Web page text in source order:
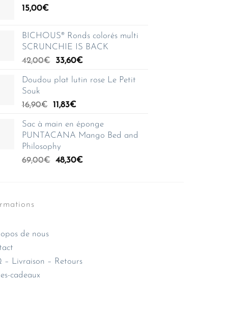
15,00€
BICHOUS® Ronds colorés multi
SCRUNCHIE IS BACK
42,00€
Le
initial
42,00€.
33,60€Le
actuel
Doudou plat lutin rose Le Petit
Souk
16,90€
Le
initial
était :
16,90€.
11,83€Le
actuel
est :
Sac à main en éponge
PUNTACANA Mango Bed and
Philosophy
69,00€
Le
48,30€Le
de nous
– Livraison – Retours
cadeaux